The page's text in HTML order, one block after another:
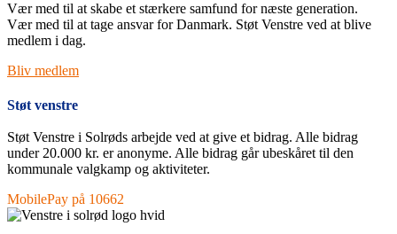
Vær med til at skabe et stærkere samfund for næste generation.
Vær med til at tage ansvar for Danmark. Støt Venstre ved at blive
medlem i dag.
Bliv medlem
Støt venstre
Støt Venstre i Solrøds arbejde ved at give et bidrag. Alle bidrag
under 20.000 kr. er anonyme. Alle bidrag går ubeskåret til den
kommunale valgkamp og aktiviteter.
MobilePay på 10662